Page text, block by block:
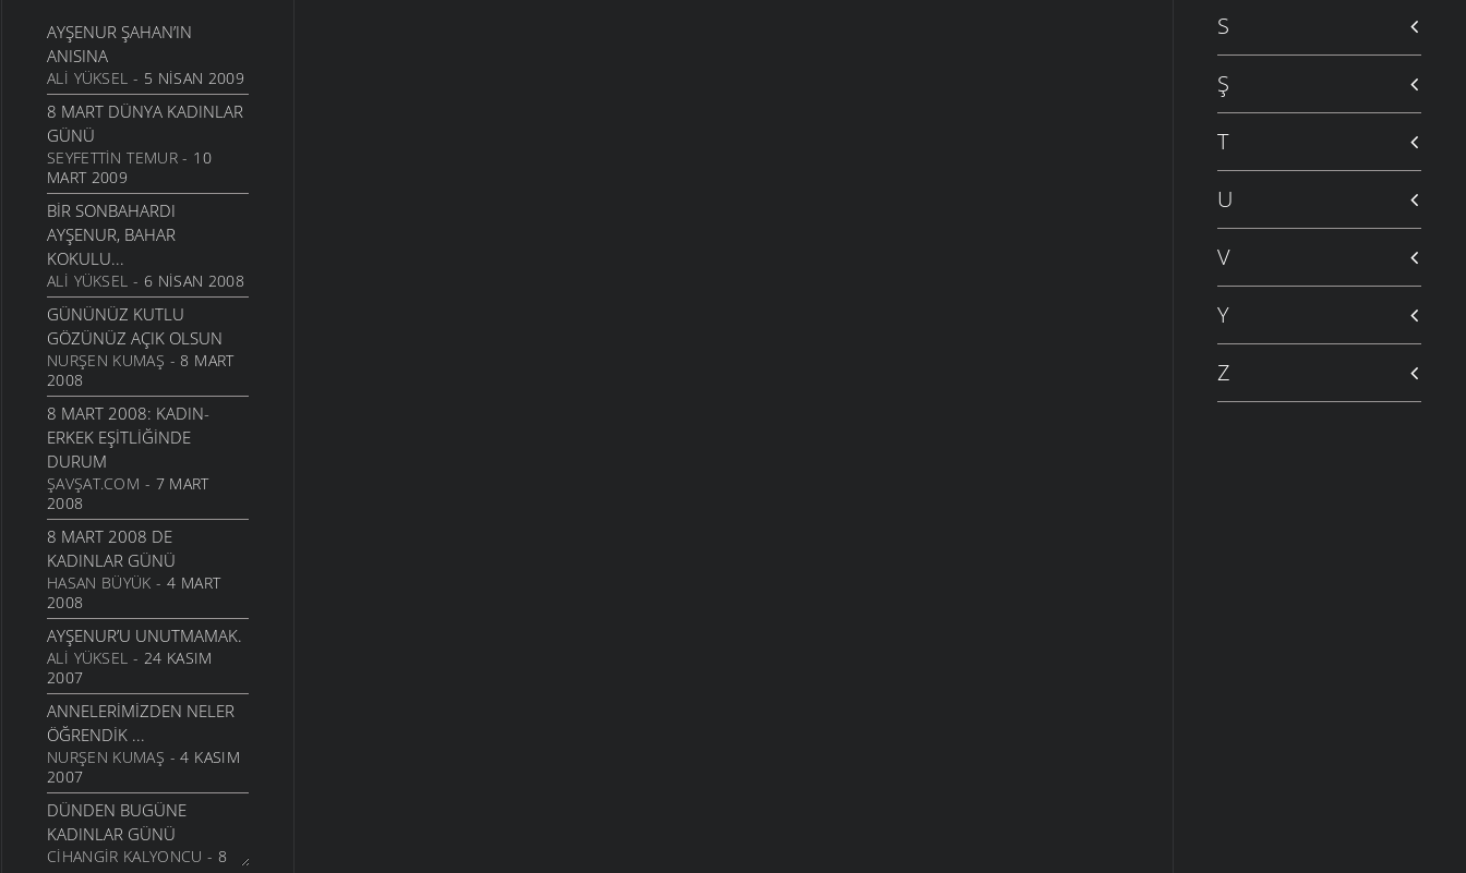
YAŞAM- 28 MAYIS 2006
YAŞLI DÜNYAMIZI KENDI
ELLERIMIZLE YOK
EDIYORUZ!..
DOĞA VE YAŞAM
MAYIS 2006
MANYETIK DEPREME
HAZIR OLUN...
BILIM- 16 MAYIS 2006
ANNELER GÜNÜ VE
BABALAR GÜNÜ NASIL
DOĞDU?
YAŞAM- 15 MAYIS 2006
HER ŞEY
KONTROLLERINDE
BILIM- 3 MAYIS 2006
ÇEVREMIZI YASAKLARLA
KORUYACAĞIZ!
DOĞA VE YAŞAM
NISAN 2006
NÜKLEER SANTRALLER VE
HAYATIMIZ
DOĞA VE YAŞAM
NISAN 2006
TEKNOLOJI HIZ KESMIYOR.
İNTERNET
TELEFONCULUĞU...
BILIM- 18 NISAN 2006
AÇMA KETE
KÜLTÜR VE SANAT
NISAN 2006
İKI GÖZÜM, EN KIYMETLI
VARLIĞIM..
AYŞENUR ŞAHAN’IN
ANISINA
ALI YÜKSEL - 5 NISAN 2009
8 MART DÜNYA KADINLAR
GÜNÜ
SEYFETTIN TEMUR- 10
MART 2009
BIR SONBAHARDI
AYŞENUR, BAHAR
KOKULU...
ALI YÜKSEL - 6 NISAN 2008
GÜNÜNÜZ KUTLU
GÖZÜNÜZ AÇIK OLSUN
NURŞEN KUMAŞ - 8 MART
2008
8 MART 2008: KADIN-
ERKEK EŞITLIĞINDE
DURUM
ŞAVŞAT.COM - 7 MART
2008
8 MART 2008 DE
KADINLAR GÜNÜ
HASAN BÜYÜK - 4 MART
2008
AYŞENUR’U UNUTMAMAK.
ALI YÜKSEL - 24 KASIM
2007
ANNELERIMIZDEN NELER
ÖĞRENDIK ...
NURŞEN KUMAŞ - 4 KASIM
2007
DÜNDEN BUGÜNE
KADINLAR GÜNÜ
CIHANGIR KALYONCU - 8
S
Ş
T
U
V
Y
Z